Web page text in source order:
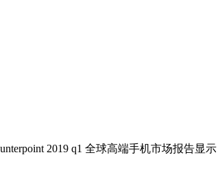
2019 q1 全球高端手机市场报告显示